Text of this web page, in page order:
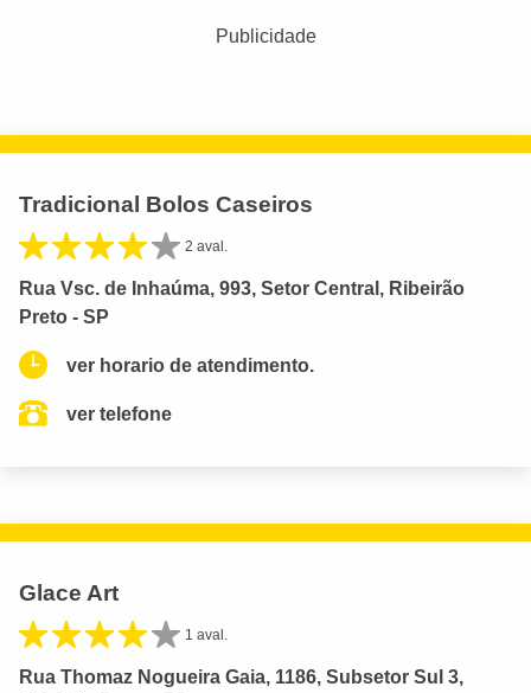
Publicidade
Tradicional Bolos Caseiros
2 aval.
Rua Vsc. de Inhaúma, 993, Setor Central, Ribeirão
Preto - SP
ver horario de atendimento.
ver telefone
Glace Art
1 aval.
Rua Thomaz Nogueira Gaia, 1186, Subsetor Sul 3,